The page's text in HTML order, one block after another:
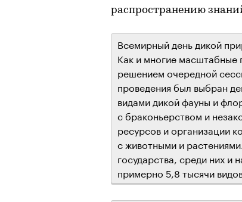
распространению
Всемирный день дикой
Как и многие масштабные
решением очередной
проведения был выбран
видами дикой фауны и
с браконьерством и
ресурсов и организации
с животными и
государства, среди них
примерно 5,8 тысячи